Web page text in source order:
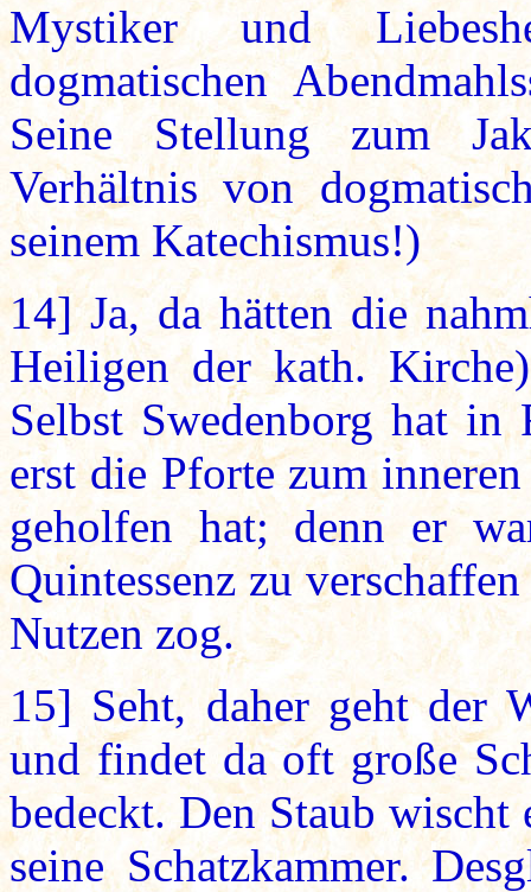
Mystiker und
dogmatischen
Seine Stellung zum
Verhältnis von
seinem Katechismus!)
14]Ja, da hätten die
Heiligen der kath.
Selbst Swedenborg hat in
erst die Pforte zum
geholfen hat; denn er
Quintessenz zu
Nutzen zog.
15] Seht, daher geht der
und findet da oft große
bedeckt. Den Staub
seine Schatzkammer.